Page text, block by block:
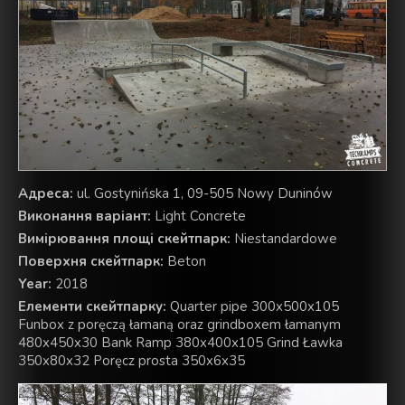
Aдреса: ul. Gostynińska 1, 09-505 Nowy Duninów
Виконання варіант: Light Concrete
Вимірювання площі скейтпарк: Niestandardowe
Поверхня скейтпарк: Beton
Year: 2018
Елементи скейтпарку: Quarter pipe 300x500x105
Funbox z poręczą łamaną oraz grindboxem łamanym
480x450x30 Bank Ramp 380x400x105 Grind Ławka
350x80x32 Poręcz prosta 350x6x35